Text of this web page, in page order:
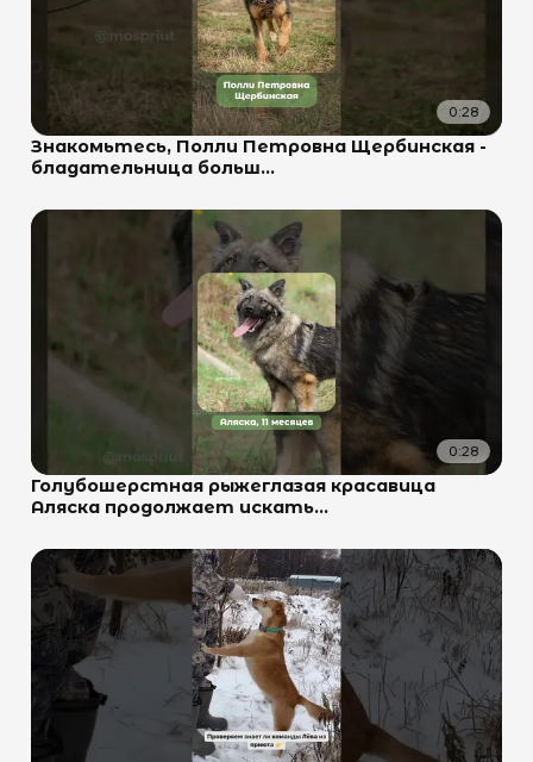
0:28
Знакомьтесь, Полли Петровна Щербинская -
бладательница больш...
0:28
Голубошерстная рыжеглазая красавица
Аляска продолжает искать...